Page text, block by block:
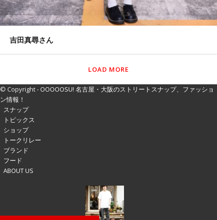
吉田真尋さん
LOAD MORE
© Copyright - OOOOOSU! 名古屋・大阪のストリートスナップ、ファッショ
ン情報！
スナップ
トピックス
ショップ
トークリレー
ブランド
フード
ABOUT US